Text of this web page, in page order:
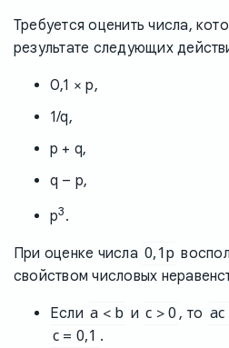
Требуется оценить числа,
результате следующих
0,1 × p,
1/q,
p + q,
q – p,
p3.
При оценке числа 0,1p
свойством числовых
Если a < b и c > 0 , то ac
c = 0,1 .